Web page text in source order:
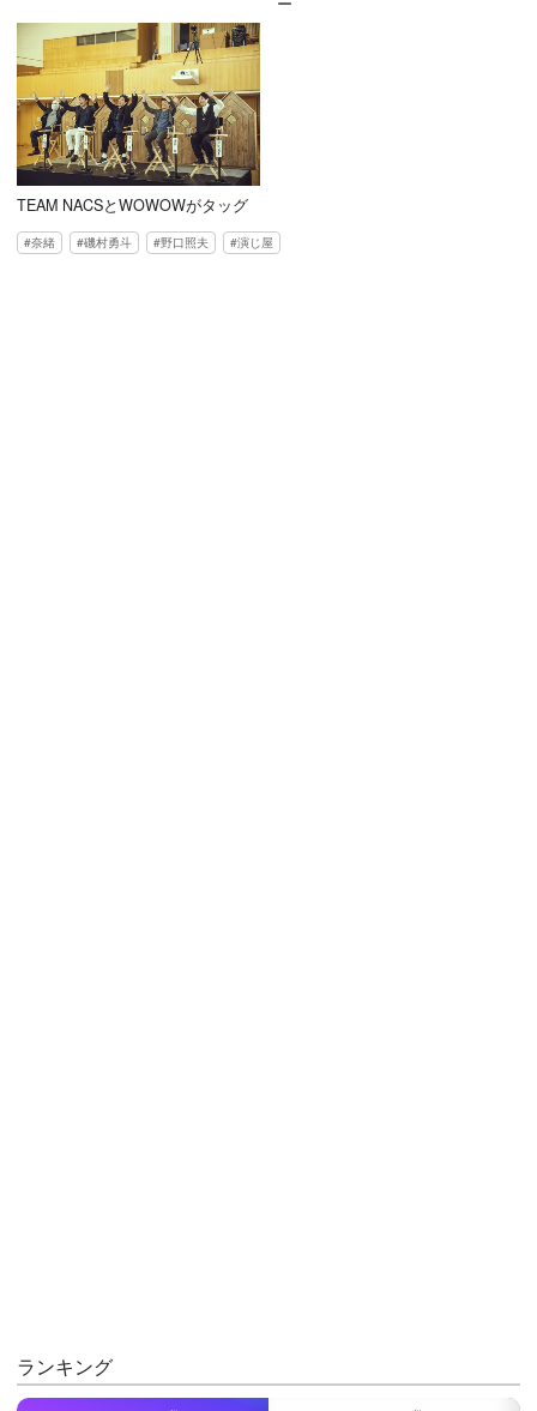
TEAM NACSとWOWOWがタッグ
奈緒 磯村勇斗 野口照夫 演じ屋
ランキング